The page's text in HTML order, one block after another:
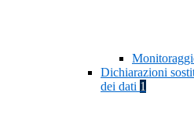
Dichiarazioni
dei dati 1